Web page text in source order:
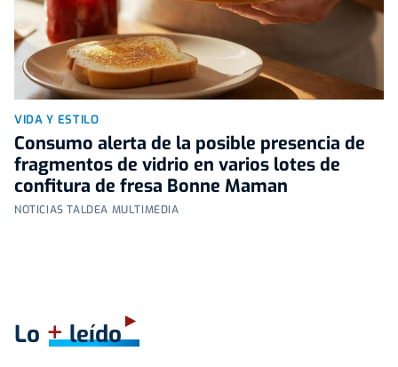
VIDA Y ESTILO
Consumo alerta de la posible presencia de
fragmentos de vidrio en varios lotes de
confitura de fresa Bonne Maman
NOTICIAS TALDEA MULTIMEDIA
Lo +leído